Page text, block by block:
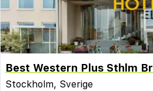
Best Western Plus Sthlm
Stockholm, Sverige